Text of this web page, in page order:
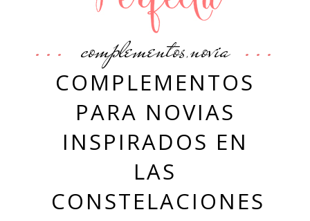
complementos,novia
COMPLEMENTOS
PARA NOVIAS
INSPIRADOS EN
LAS
CONSTELACIONES